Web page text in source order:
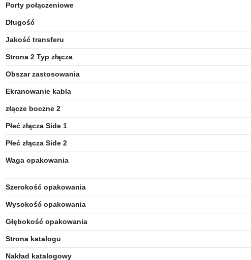
Porty połączeniowe
Długość
Jakość transferu
Strona 2 Typ złącza
Obszar zastosowania
Ekranowanie kabla
złącze boczne 2
Płeć złącza Side 1
Płeć złącza Side 2
Waga opakowania
Szerokość opakowania
Wysokość opakowania
Głębokość opakowania
Strona katalogu
Nakład katalogowy